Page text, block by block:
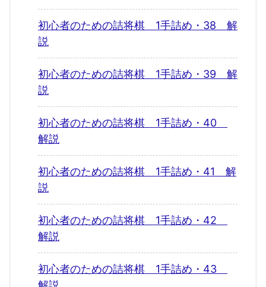
初心者のための詰将棋 1手詰め・38 解
説
初心者のための詰将棋 1手詰め・39 解
説
初心者のための詰将棋 1手詰め・40
解説
初心者のための詰将棋 1手詰め・41 解
説
初心者のための詰将棋 1手詰め・42
解説
初心者のための詰将棋 1手詰め・43